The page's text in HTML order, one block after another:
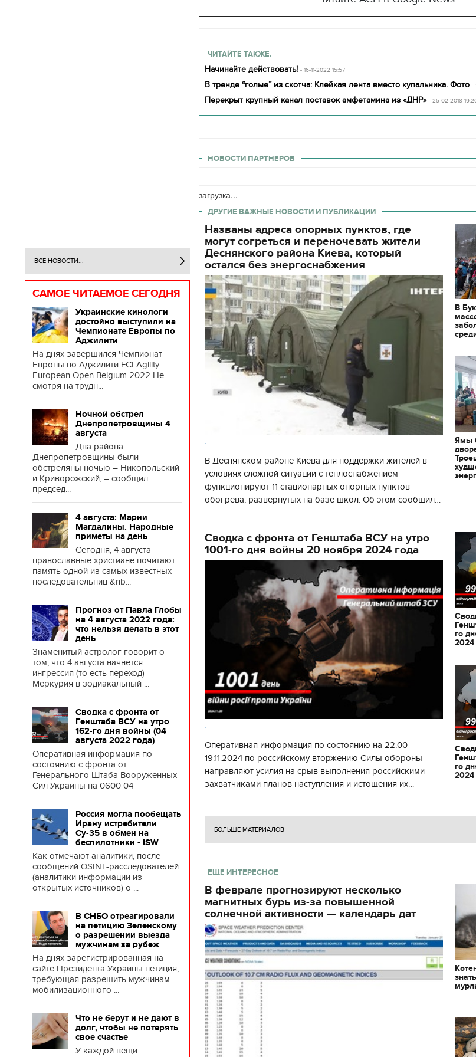
ВСЕ НОВОСТИ...
САМОЕ ЧИТАЕМОЕ СЕГОДНЯ
Украинские кинологи
достойно выступили на
Чемпионате Европы по
Аджилити
На днях завершился Чемпионат
Европы по Аджилити FCI Agility
European Open Belgium 2022 Не
смотря на трудн...
Ночной обстрел
Днепропетровщины 4
августа
Два района
Днепропетровщины были
обстреляны ночью – Никопольский
и Криворожский, – сообщил
председ...
4 августа: Марии
Магдалины. Народные
приметы на день
Сегодня, 4 августа
православные христиане почитают
память одной из самых известных
последовательниц &nb...
Прогноз от Павла Глобы
на 4 августа 2022 года:
что нельзя делать в этот
день
Знаменитый астролог говорит о
том, что 4 августа начнется
ингрессия (то есть переход)
Меркурия в зодиакальный ...
Сводка с фронта от
Генштаба ВСУ на утро
162-го дня войны (04
августа 2022 года)
Оперативная информация по
состоянию с фронта от
Генерального Штаба Вооруженных
Сил Украины на 0600 04
Россия могла пообещать
Ирану истребители
Су-35 в обмен на
беспилотники - ISW
Как отмечают аналитики, после
сообщений OSINT-расследователей
(аналитики информации из
открытых источников) о ...
В СНБО отреагировали
на петицию Зеленскому
о разрешении выезда
мужчинам за рубеж
На днях зарегистрированная на
сайте Президента Украины петиция,
требующая разрешить мужчинам
мобилизационного ...
Что не берут и не дают в
долг, чтобы не потерять
свое счастье
У каждой вещи
ЧИТАЙТЕ ТАКЖЕ.
Начинайте действовать! - 16-11-2022 15:57
В тренде “голые” из скотча: Клейкая лента вместо купальника. Фото -
Перекрыт крупный канал поставок амфетамина из «ДНР» - 25-02-2018
НОВОСТИ ПАРТНЕРОВ
загрузка...
ДРУГИЕ ВАЖНЫЕ НОВОСТИ И ПУБЛИКАЦИИ
Названы адреса опорных пунктов, где
могут согреться и переночевать жители
Деснянского района Киева, который
остался без энергоснабжения
.
В Деснянском районе Киева для поддержки жителей в
условиях сложной ситуации с теплоснабжением
функционируют 11 стационарных опорных пунктов
обогрева, развернутых на базе школ. Об этом сообщил
государственной а
В
Ямы
Сводка с фронта от Генштаба ВСУ на утро
1001-го дня войны 20 ноября 2024 года
.
Оперативная информация по состоянию на 22.00
19.11.2024 по российскому вторжению Силы обороны
направляют усилия на срыв выполнения российскими
захватчиками планов наступления и истощения их
боевых ст
го
2024
го
2024
БОЛЬШЕ МАТЕРИАЛОВ
ЕЩЕ ИНТЕРЕСНОЕ
В феврале прогнозируют несколько
магнитных бурь из-за повышенной
солнечной активности — календарь дат
Времена